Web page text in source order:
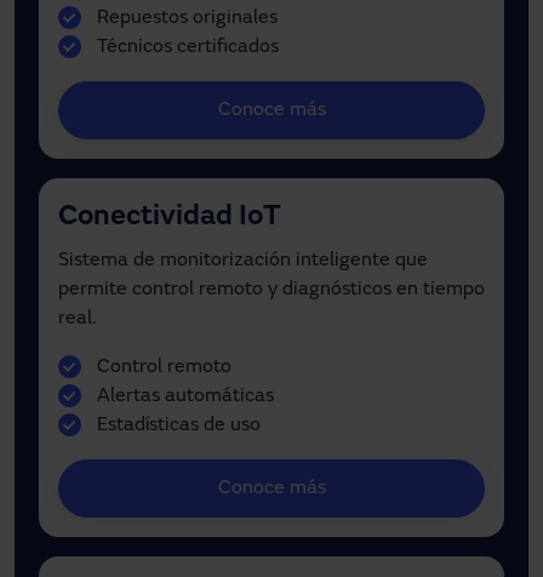
Repuestos originales
Técnicos certificados
Conoce más
Conectividad IoT
Sistema de monitorización inteligente que
permite control remoto y diagnósticos en tiempo
real.
Control remoto
Alertas automáticas
Estadísticas de uso
Conoce más